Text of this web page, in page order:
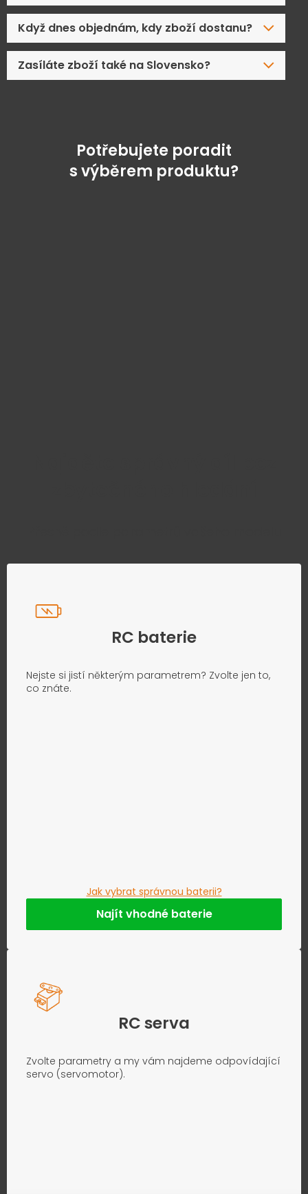
Když dnes objednám, kdy zboží dostanu?
Zasíláte zboží také na Slovensko?
Potřebujete poradit
s výběrem produktu?
RC baterie
Nejste si jistí některým parametrem? Zvolte jen to,
co znáte.
Jak vybrat správnou baterii?
Najít vhodné baterie
RC serva
Zvolte parametry a my vám najdeme odpovídající
servo (servomotor).